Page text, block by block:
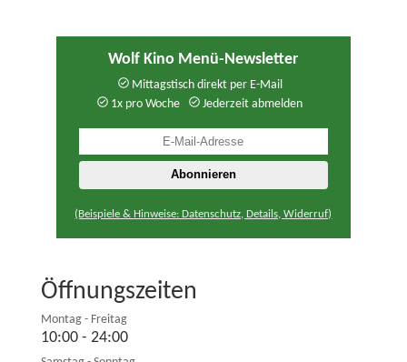
Wolf Kino Menü-Newsletter
Mittagstisch direkt per E-Mail
1x pro Woche
Jederzeit abmelden
(Beispiele & Hinweise: Datenschutz, Details, Widerruf)
Öffnungszeiten
Montag - Freitag
10:00 - 24:00